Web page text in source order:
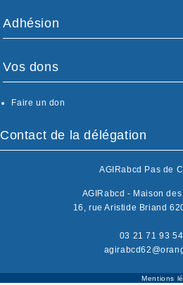
Adhésion
Vos dons
Faire un don
Contact de la délégation
AGIRabcd Pas de
AGIRabcd - Maison
16, rue Aristide Briand
03 21 71 93 54
Mentions